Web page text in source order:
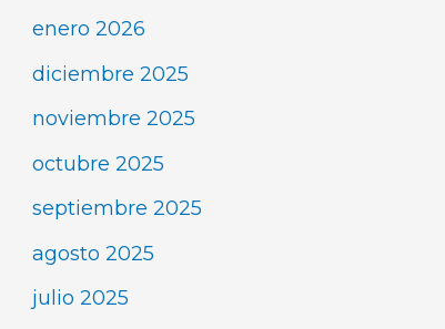
enero 2026
diciembre 2025
noviembre 2025
octubre 2025
septiembre 2025
agosto 2025
julio 2025